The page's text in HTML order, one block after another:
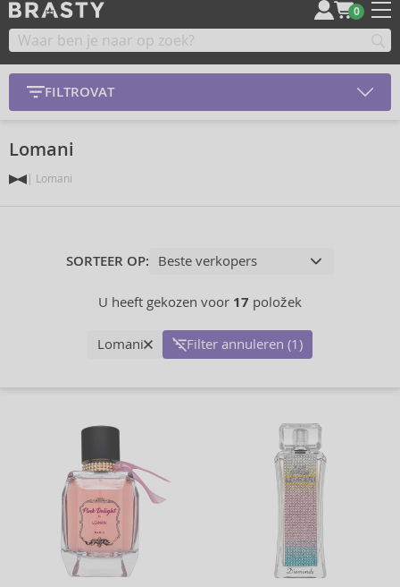
0
FILTROVAT
Lomani
Lomani
SORTEER OP:
U heeft gekozen voor 17 položek
Lomani Filter annuleren (1)